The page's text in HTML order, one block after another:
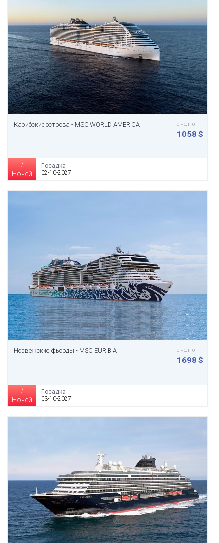
Карибские острова - MSC WORLD AMERICA с чел. от
1058 $
7
Ночей
Посадка:
02-10-2027
Норвежские фьорды - MSC EURIBIA с чел. от
1698 $
7
Ночей
Посадка:
03-10-2027